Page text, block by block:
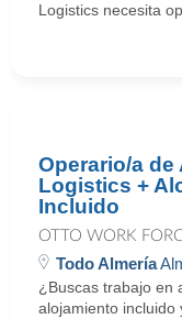
Logistics necesita
Operario/a de
Logistics +
Incluido
OTTO WORK
Todo Almería
¿Buscas trabajo en
alojamiento